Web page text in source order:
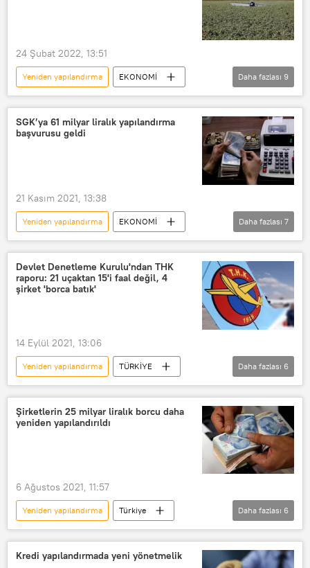
24 Şubat 2022, 13:51
Yeniden yapılandırma
EKONOMİ
Tarım Kredi Kooperatifleri
Türkiye Tarım Kredi Kooperatifleri
Market
Daha fazlası 9
SGK’ya 61 milyar liralık yapılandırma
başvurusu geldi
21 Kasım 2021, 13:38
Yeniden yapılandırma
EKONOMİ
SGK
TL
e-devlet
Başvuru
Borç yapılandırma
yapılandırma
e-Devlet Kapısı
Daha fazlası 7
Devlet Denetleme Kurulu'ndan THK
raporu: 21 uçaktan 15'i faal değil, 4
şirket 'borca batık'
14 Eylül 2021, 13:06
Yeniden yapılandırma
TÜRKİYE
Uçak
THK
Borç
Devlet Denetleme Kurulu (DDK)
Yangın söndürme
Daha fazlası 6
Şirketlerin 25 milyar liralık borcu daha
yeniden yapılandırıldı
6 Ağustos 2021, 11:57
Yeniden yapılandırma
Türkiye
DÜNYA
Haberler
yapılandırma
Borç yapılandırma
Daha fazlası 6
Kredi yapılandırmada yeni yönetmelik